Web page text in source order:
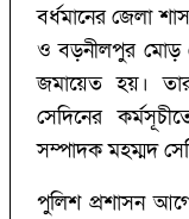
বর্ধমানের জেলা
ও বড়নীলপুর মোড়
জমায়েত হয়।
সেদিনের
সম্পাদক মহম্মদ
পুলিশ প্রশাসন